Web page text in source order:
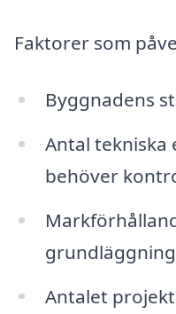
Faktorer som
Byggnadens
Antal tekniska
behöver
Antalet